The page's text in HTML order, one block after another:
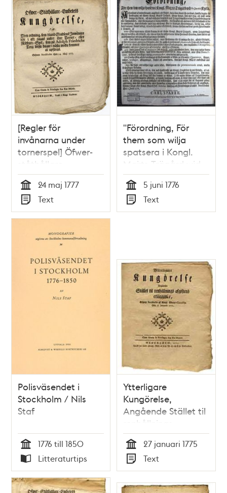
[Regler för
invånarna under
tornerspel] Öfwer-
ståthållare-
embetets
kungörelse, om then
ordning, som bland
stadsens inwånare
under thet torner-
eller riddare spel,
som på Adolph
Friedrichs torg
kommer at upföras
Tid
24 maj 1777
Typ
Text
"Förordning, För
them som wilja
spatsera i Kongl.
Maj:ts Trägård wid
S:t Jacobi Kyrka"
1776
Tid
5 juni 1776
Typ
Text
Polisväsendet i
Stockholm / Nils
Staf
Tid
1776 till 1850
Typ
Litteraturtips
Ytterligare
Kungörelse,
Angående Stället til
renhållnings
afgiftens
erläggande, Gifwen
Stockholm af Kongl.
Slotts-Cancelliet
then 27 Januarii
Tid
27 januari 1775
Typ
Text